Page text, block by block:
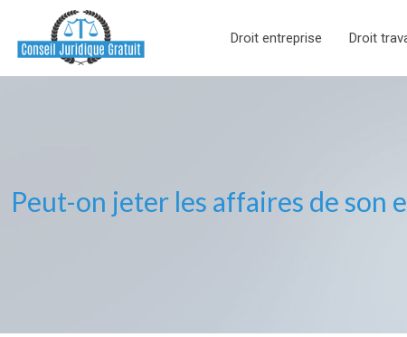
Droit entreprise Droit
Peut-on jeter les affaires de son